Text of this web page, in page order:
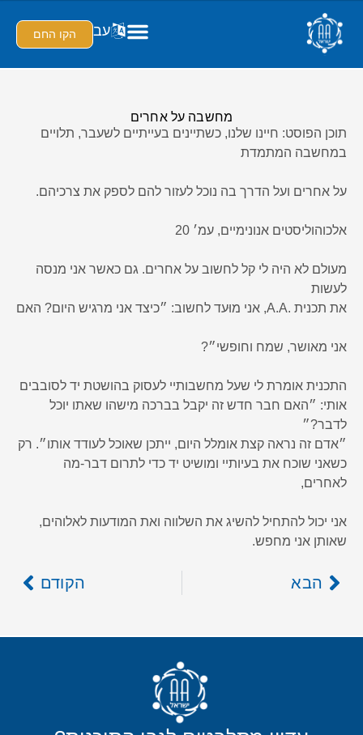
הקו החם עב
מחשבה על אחרים
תוכן הפוסט: חיינו שלנו, כשתיינים בעייתיים לשעבר, תלויים
במחשבה המתמדת
על אחרים ועל הדרך בה נוכל לעזור להם לספק את צרכיהם.
אלכוהוליסטים אנונימיים, עמ׳ 20
מעולם לא היה לי קל לחשוב על אחרים. גם כאשר אני מנסה
לעשות
את תכנית .A.A, אני מוּעד לחשוב: ״כיצד אני מרגיש היום? האם
אני מאושר, שמח וחופשי״?
התכנית אומרת לי שעל מחשבותיי לעסוק בהושטת יד לסובבים
אותי: ״האם חבר חדש זה יקבל בברכה מישהו שאתו יוכל
לדבר?״
״אדם זה נראה קצת אומלל היום, ייתכן שאוכל לעודד אותו״. רק
כשאני שוכח את בעיותיי ומושיט יד כדי לתרום דבר-מה
לאחרים,
אני יכול להתחיל להשיג את השלווה ואת המודעות לאלוהים,
שאותן אני מחפש.
הבא הקודם